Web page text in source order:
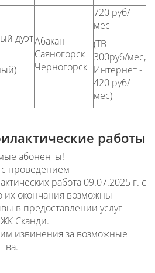
дуэтАбакан
Саяногорск
Черногорск
720 руб/
мес
(ТВ -
300руб/мес,
Интернет -
420 руб/
мес)
работы
абоненты!
с проведением
работа 09.07.2025 г. с
их окончания возможны
в предоставлении услуг
Сканди.
извинения за возможные